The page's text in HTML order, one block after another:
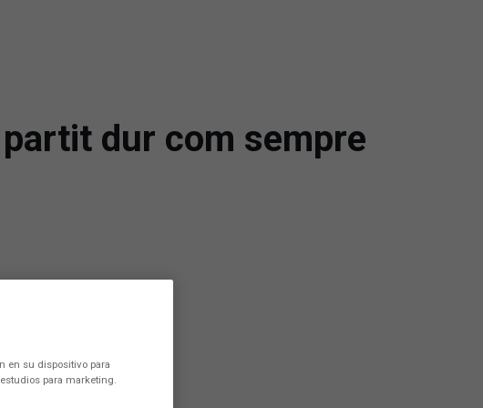
partit dur com sempre
en su dispositivo para
para marketing.